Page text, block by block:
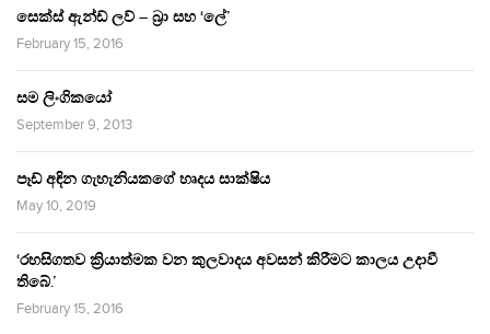
සෙක්ස් ඇන්ඩ් ලව් – බ්‍රා සහ ‘ලේ’
February 15, 2016
සම ලිංගිකයෝ
September 9, 2013
පෑඩ් අඳින ගැහැනියකගේ හෘදය සාක්ෂිය
May 10, 2019
‘රහසිගතව ක්‍රියාත්මක වන කුලවාදය අවසන් කිරීමට කාලය උදාවී
තිබේ.’
February 15, 2016